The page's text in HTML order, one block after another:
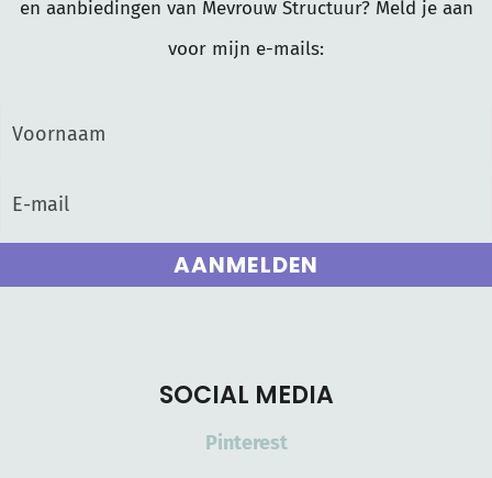
en aanbiedingen van Mevrouw Structuur? Meld je aan
voor mijn e-mails:
AANMELDEN
SOCIAL MEDIA
Pinterest